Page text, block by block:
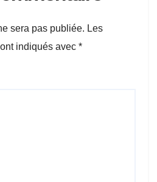
sera pas publiée. Les
indiqués avec *